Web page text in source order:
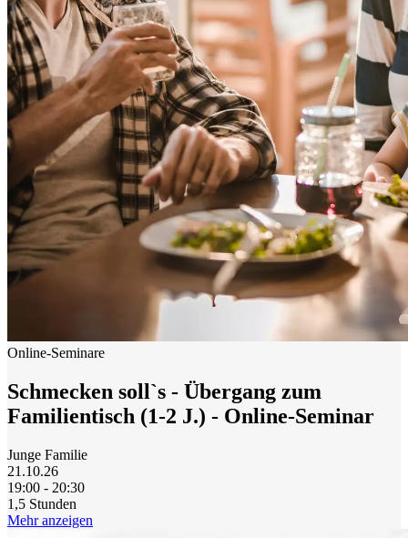
Online-Seminare
Schmecken soll`s - Übergang zum
Familientisch (1-2 J.) - Online-Seminar
Junge Familie
21.10.26
19:00 - 20:30
1,5 Stunden
Mehr anzeigen